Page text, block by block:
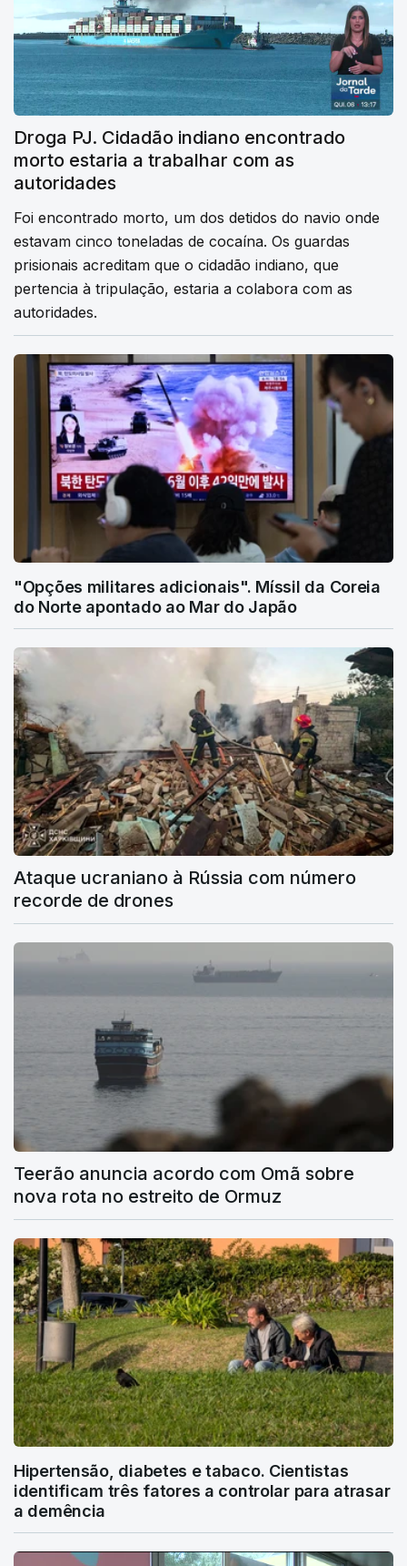
Droga PJ. Cidadão indiano encontrado
morto estaria a trabalhar com as
autoridades
Foi encontrado morto, um dos detidos do navio onde
estavam cinco toneladas de cocaína. Os guardas
prisionais acreditam que o cidadão indiano, que
pertencia à tripulação, estaria a colabora com as
autoridades.
"Opções militares adicionais". Míssil da Coreia
do Norte apontado ao Mar do Japão
Ataque ucraniano à Rússia com número
recorde de drones
Teerão anuncia acordo com Omã sobre
nova rota no estreito de Ormuz
Hipertensão, diabetes e tabaco. Cientistas
identificam três fatores a controlar para atrasar
a demência